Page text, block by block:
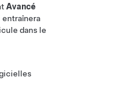
Avancé
dans le